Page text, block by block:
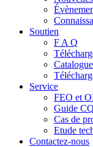
Soutien
F A Q
Service
FEO et
Guide
Cas de
Etude
Contactez-nous